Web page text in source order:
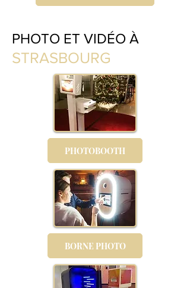
PHOTO ET VIDÉO À
STRASBOURG
PHOTOBOOTH
BORNE PHOTO